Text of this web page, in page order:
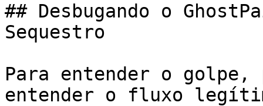
## Desbugando o
Sequestro
Para entender o golpe,
entender o fluxo